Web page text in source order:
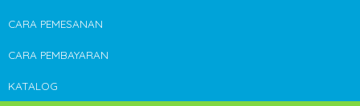
CARA PEMESANAN
CARA PEMBAYARAN
KATALOG